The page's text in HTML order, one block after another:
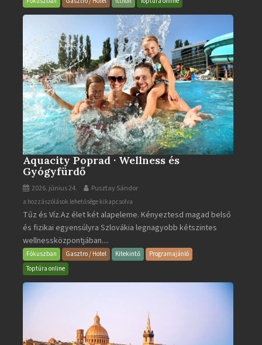
bejegyzéshez
Aquacity Poprad · Wellness és
Gyógyfürdő
2026. június 24. Pusztay Sándor
Aquacity
Poprad
·
Wellness
és
Gyógyfürdő
a hozzászólások lehetősége kikapcsolva
Tűz és Víz.Az élet két alapeleme. Kényeztesd magad belső
és fizikai egyensúlyra Szlovákia legnagyobb kétszintes
wellnessközpontjában....
Fókuszban Gasztro / Hotel Kitekintő
Programajánló
Toptúra online